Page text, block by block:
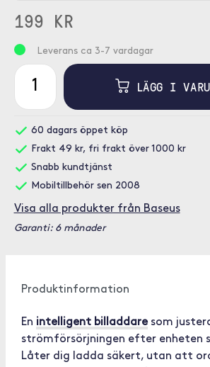
199 KR
Leverans ca 3-7 vardagar
LÄGG I
60 dagars öppet köp
Frakt 49 kr, fri frakt över 1000 kr
Snabb kundtjänst
Mobiltillbehör sen 2008
Visa alla produkter från Baseus
Garanti: 6 månader
Produktinformation
En intelligent billaddaresom
strömförsörjningen efter enheten
Låter dig ladda säkert, utan att